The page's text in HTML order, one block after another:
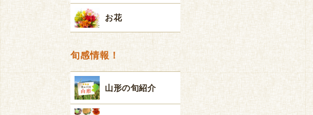
お花
旬感情報！
山形の旬紹介